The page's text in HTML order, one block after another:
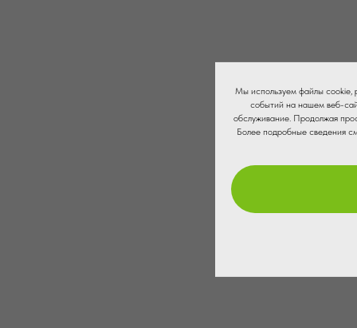
Мы используем файлы cookie,
событий на нашем веб-
обслуживание. Продолжая
Более подробные сведения